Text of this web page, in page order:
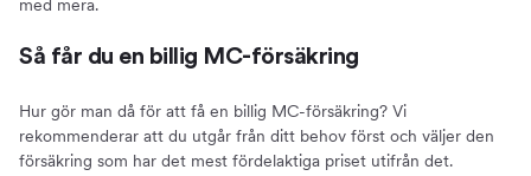
med mera.
Så får du en billig MC-försäkring
Hur gör man då för att få en billig MC-försäkring? Vi
rekommenderar att du utgår från ditt behov först och väljer den
försäkring som har det mest fördelaktiga priset utifrån det.